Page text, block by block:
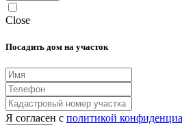
Close
Посадить дом на участок
Я согласен с политикой